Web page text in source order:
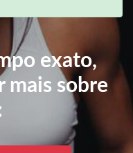
exato,
mais sobre